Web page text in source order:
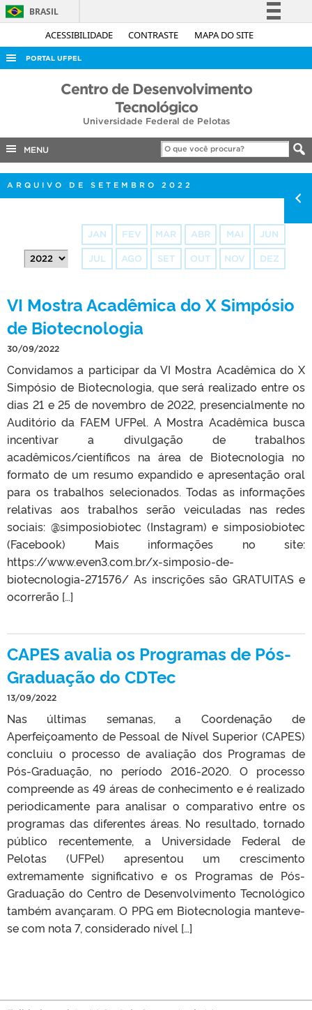
ACESSIBILIDADE CONTRASTE MAPA DO SITE
BRASIL
Simplifique!
Acesso à informação
Legislação
Canais
PORTAL UFPEL
CONCURSOS
INTERNACIONAL
PORTARIAS
Centro de Desenvolvimento
Tecnológico
Universidade Federal de Pelotas
MENU
ARQUIVO DE SETEMBRO 2022
JAN FEV MAR ABR MAI JUN
JUL AGO SET OUT NOV DEZ
VI Mostra Acadêmica do X Simpósio
de Biotecnologia
30/09/2022
Convidamos a participar da VI Mostra Acadêmica do X
Simpósio de Biotecnologia, que será realizado entre os
dias 21 e 25 de novembro de 2022, presencialmente no
Auditório da FAEM UFPel. A Mostra Acadêmica busca
incentivar a divulgação de trabalhos
acadêmicos/científicos na área de Biotecnologia no
formato de um resumo expandido e apresentação oral
para os trabalhos selecionados. Todas as informações
relativas aos trabalhos serão veiculadas nas redes
sociais: @simposiobiotec (Instagram) e simposiobiotec
(Facebook) Mais informações no site:
https://www.even3.com.br/x-simposio-de-
biotecnologia-271576/ As inscrições são GRATUITAS e
ocorrerão […]
CAPES avalia os Programas de Pós-
Graduação do CDTec
13/09/2022
Nas últimas semanas, a Coordenação de
Aperfeiçoamento de Pessoal de Nível Superior (CAPES)
concluiu o processo de avaliação dos Programas de
Pós-Graduação, no período 2016-2020. O processo
compreende as 49 áreas de conhecimento e é realizado
periodicamente para analisar o comparativo entre os
programas das diferentes áreas. No resultado, tornado
público recentemente, a Universidade Federal de
Pelotas (UFPel) apresentou um crescimento
extremamente significativo e os Programas de Pós-
Graduação do Centro de Desenvolvimento Tecnológico
também avançaram. O PPG em Biotecnologia manteve-
se com nota 7, considerado nível […]